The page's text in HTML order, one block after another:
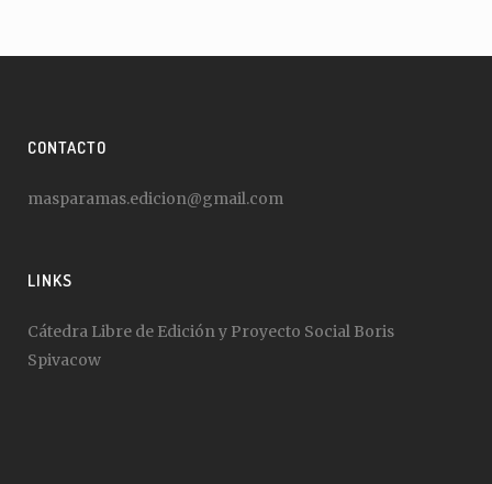
CONTACTO
masparamas.edicion@gmail.com
LINKS
Cátedra Libre de Edición y Proyecto Social Boris
Spivacow